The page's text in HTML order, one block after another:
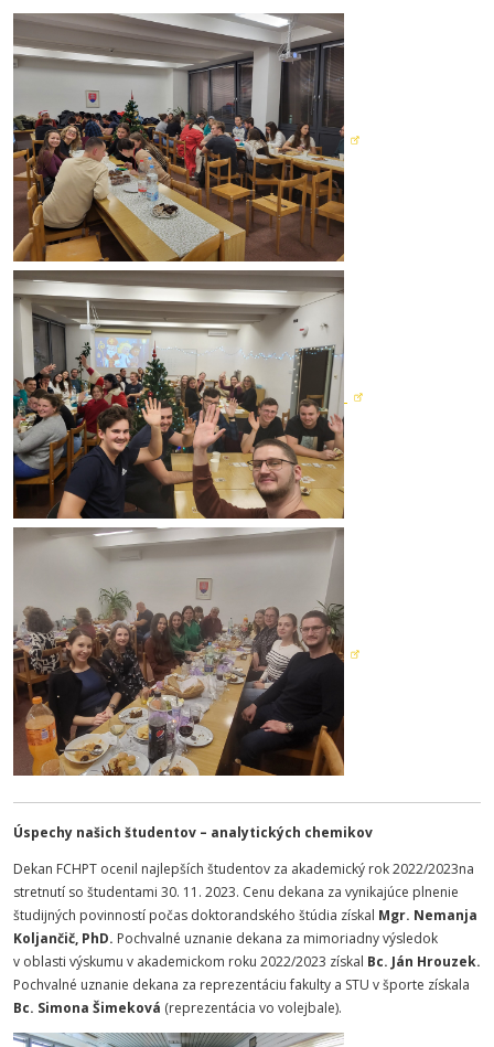
Úspechy našich študentov – analytických chemikov
Dekan FCHPT ocenil najlepších študentov za akademický rok 2022/2023na
stretnutí so študentami 30. 11. 2023. Cenu dekana za vynikajúce plnenie
študijných povinností počas doktorandského štúdia získal Mgr. Nemanja
Koljančič, PhD. Pochvalné uznanie dekana za mimoriadny výsledok
v oblasti výskumu v akademickom roku 2022/2023 získal Bc. Ján Hrouzek.
Pochvalné uznanie dekana za reprezentáciu fakulty a STU v športe získala
Bc. Simona Šimeková (reprezentácia vo volejbale).